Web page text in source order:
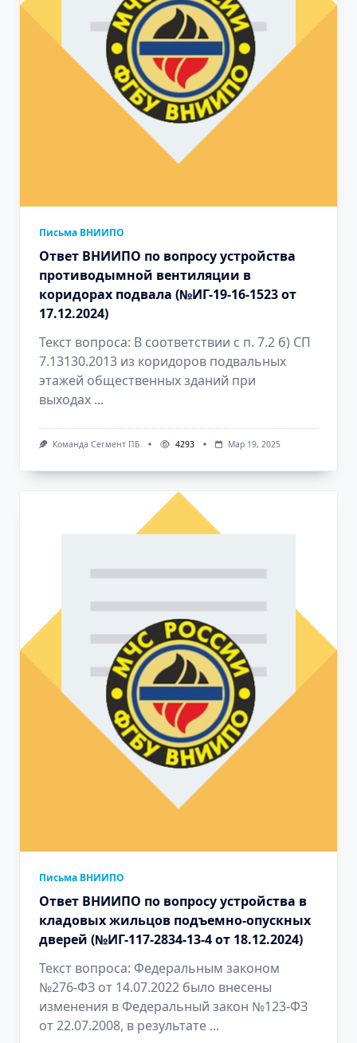
Письма ВНИИПО
Ответ ВНИИПО по вопросу устройства
противодымной вентиляции в
коридорах подвала (№ИГ-19-16-1523 от
17.12.2024)
Текст вопроса: В соответствии с п. 7.2 б) СП
7.13130.2013 из коридоров подвальных
этажей общественных зданий при
выходах ...
Команда Сегмент ПБ 4293 Мар 19, 2025
Письма ВНИИПО
Ответ ВНИИПО по вопросу устройства в
кладовых жильцов подъемно-опускных
дверей (№ИГ-117-2834-13-4 от 18.12.2024)
Текст вопроса: Федеральным законом
№276-ФЗ от 14.07.2022 было внесены
изменения в Федеральный закон №123-ФЗ
от 22.07.2008, в результате ...